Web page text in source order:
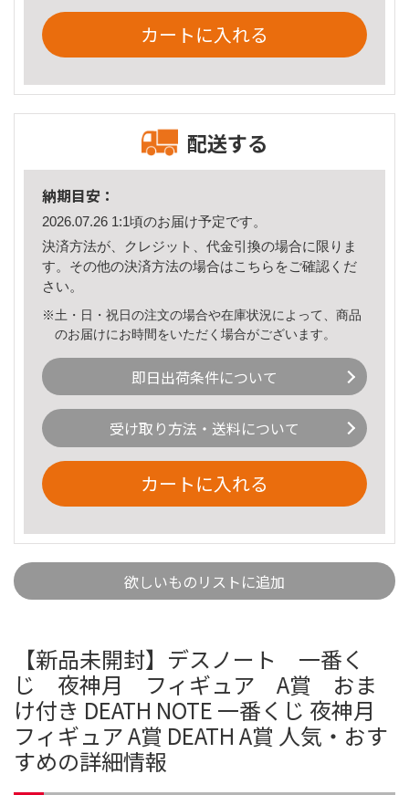
カートに入れる
配送する
納期目安：
2026.07.26 1:1頃のお届け予定です。
決済方法が、クレジット、代金引換の場合に限りま
す。その他の決済方法の場合はこちら をご確認くだ
さい。
※土・日・祝日の注文の場合や在庫状況によって、商品
のお届けにお時間をいただく場合がございます。
即日出荷条件について
受け取り方法・送料について
カートに入れる
欲しいものリストに追加
【新品未開封】デスノート 一番く
じ 夜神月 フィギュア A賞 おま
け付き DEATH NOTE 一番くじ 夜神月
フィギュア A賞 DEATH A賞 人気・おす
すめの詳細情報